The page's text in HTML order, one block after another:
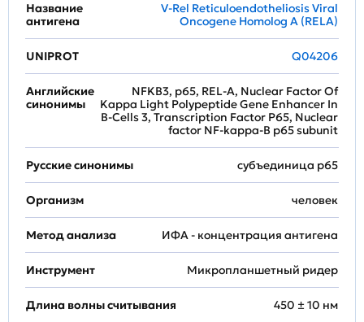
Название
антигена
V-Rel Reticuloendotheliosis Viral
Oncogene Homolog A (RELA)
UNIPROT Q04206
Английские
синонимы
NFKB3, p65, REL-A, Nuclear Factor Of
Kappa Light Polypeptide Gene Enhancer In
B-Cells 3, Transcription Factor P65, Nuclear
factor NF-kappa-B p65 subunit
Русские синонимы субъединица p65
Организм человек
Метод анализа ИФА - концентрация антигена
Инструмент Микропланшетный ридер
Длина волны считывания 450 ± 10 нм